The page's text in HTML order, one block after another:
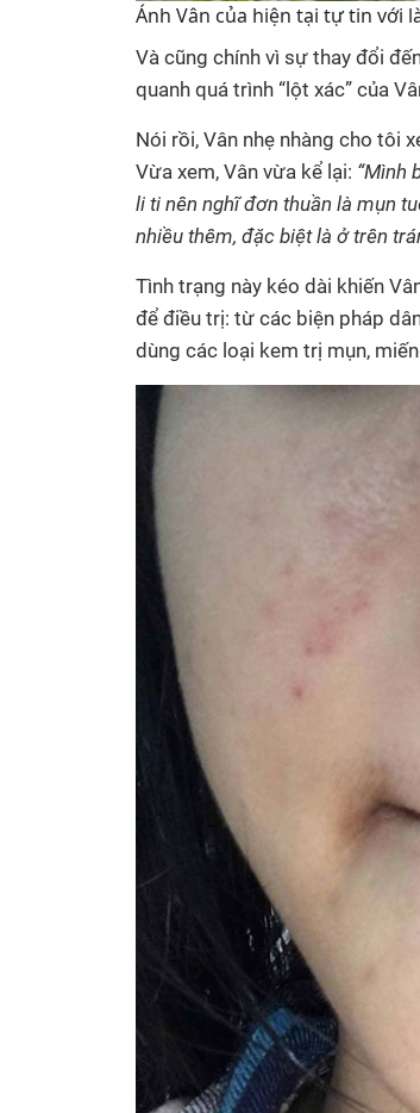
Ánh Vân của hiện tại tự tin với
Và cũng chính vì sự thay đổi
quanh quá trình “lột xác” của
Nói rồi, Vân nhẹ nhàng cho tôi
Vừa xem, Vân vừa kể lại: “Mình
li ti nên nghĩ đơn thuần là mụn
nhiều thêm, đặc biệt là ở trên
Tình trạng này kéo dài khiến
để điều trị: từ các biện pháp
dùng các loại kem trị mụn,